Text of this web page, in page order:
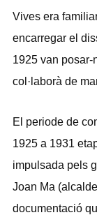
Vives era familiar
encarregar el
1925 van posar-
col·laborà de
El periode de
1925 a 1931
impulsada pels
Joan Ma
documentació